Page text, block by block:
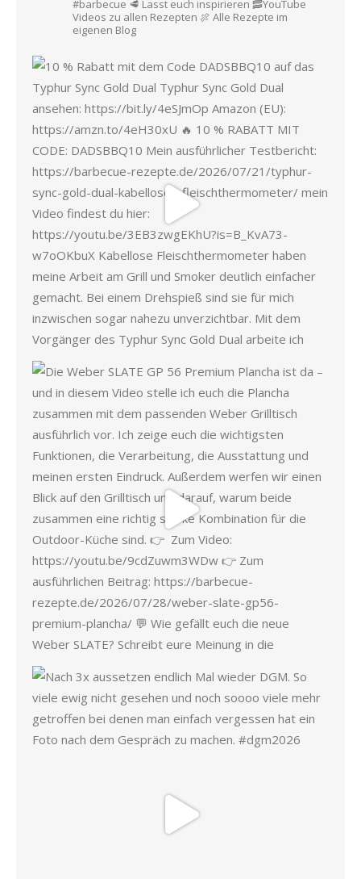
#barbecue 🥩 Lasst euch inspirieren 🥓YouTube
Videos zu allen Rezepten 🍖 Alle Rezepte im
eigenen Blog